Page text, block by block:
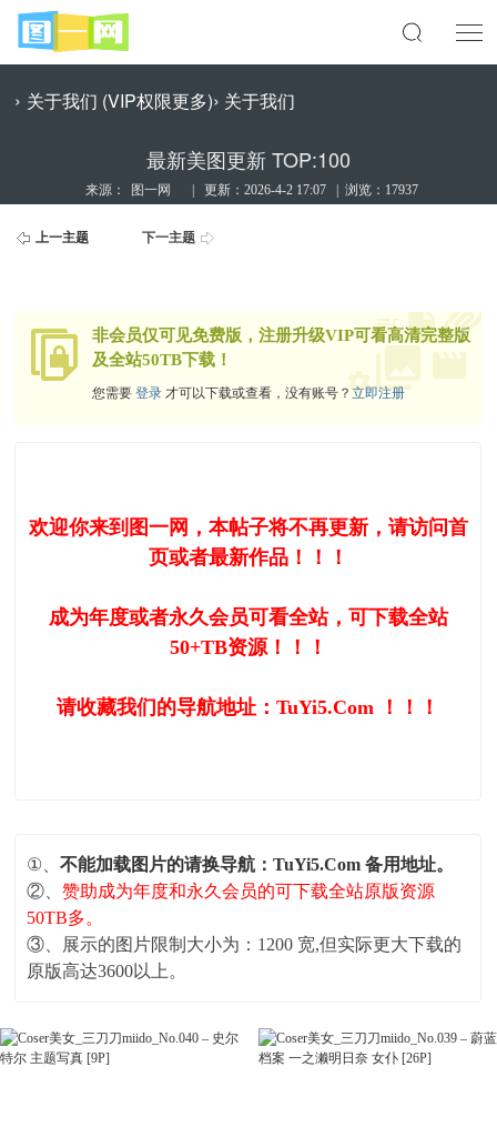
› 关于我们 (VIP权限更多)› 关于我们
最新美图更新 TOP:100
来源： 图一网 更新： 2026-4-2 17:07 浏览：17937
上一主题 下一主题
非会员仅可见免费版，注册升级VIP可看高清完整版
及全站50TB下载！
您需要登录 才可以下载或查看，没有账号？立即注册
x
欢迎你来到图一网，本帖子将不再更新，请访问首
页或者最新作品！！！
成为年度或者永久会员可看全站，可下载全站
50+TB资源！！！
请收藏我们的导航地址：TuYi5.Com ！！！
①、不能加载图片的请换导航：TuYi5.Com 备用地址。
②、赞助成为年度和永久会员的可下载全站原版资源
50TB多。
③、展示的图片限制大小为：1200 宽,但实际更大下载的
原版高达3600以上。